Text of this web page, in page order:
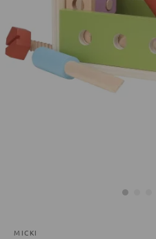
MICKI